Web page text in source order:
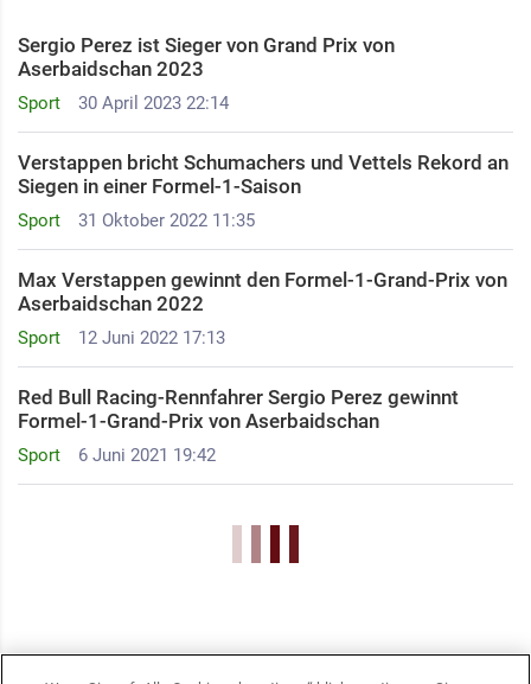
Sport 30 April 2023 22:14
Sergio Perez ist Sieger von Grand Prix von
Aserbaidschan 2023
Sport 31 Oktober 2022 11:35
Verstappen bricht Schumachers und Vettels Rekord an
Siegen in einer Formel-1-Saison
Sport 12 Juni 2022 17:13
Max Verstappen gewinnt den Formel-1-Grand-Prix von
Aserbaidschan 2022
Sport 6 Juni 2021 19:42
Red Bull Racing-Rennfahrer Sergio Perez gewinnt
Formel-1-Grand-Prix von Aserbaidschan